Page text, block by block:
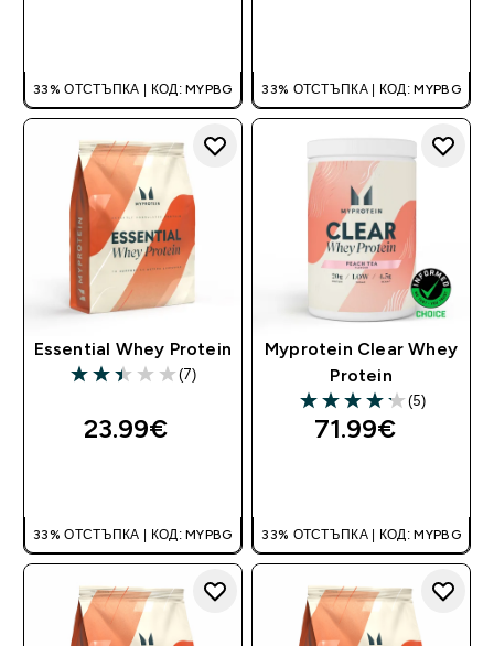
33% ОТСТЪПКА | КОД: MYPBG 33% ОТСТЪПКА | КОД: MYPBG
Essential Whey Protein
2.43 out of 5 stars
(7)
23.99€‎
33% ОТСТЪПКА | КОД: MYPBG
Myprotein Clear Whey
Protein
4.2 out of 5 stars
(5)
71.99€‎
33% ОТСТЪПКА | КОД: MYPBG